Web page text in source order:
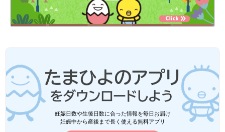
お店に行けませんでした。11月28日に帝王切開で出産したので
すが、その後も肥立ちが悪かったんです。少しずつお店を再開し
たのが2024年の２月くらいです。この４月から６番目の子を保
ありがたいことに、似顔絵ケーキの仕事はずっと受注してもらっ
ていて、１カ月に300件から400件の依頼があります。
仕事を受けているケーキ屋さんは「SUZUさんだけにお願いした
い」とずっと言ってくれているんです。その思い、期待に応えた
くて･･･。私の描いた似顔絵で喜んでくれる方がいると想像する
と、とてもやりがいがあるし、うれしいです。
妊娠日数や生後日数に合った情報を毎日お届け
妊娠中から産後まで長く使える無料アプリ